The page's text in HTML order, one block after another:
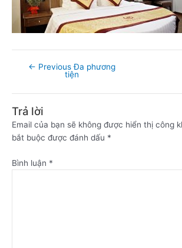
← Previous Đa phương
tiện
Trả lời
Email của bạn sẽ không được hiển thị công
bắt buộc được đánh dấu *
Bình luận *